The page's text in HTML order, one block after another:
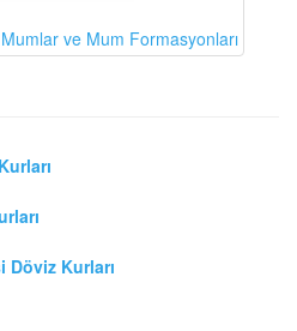
ve Mum Formasyonları
Döviz Kurları